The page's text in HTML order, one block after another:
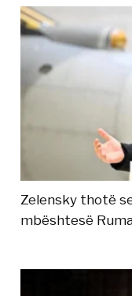
Zelensky thotë
mbështesë